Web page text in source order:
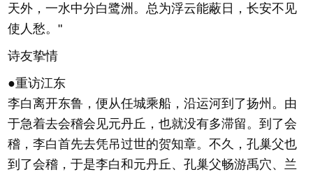
天外，一水中分白鹭洲。总为浮云能蔽日，长安不见
使人愁。"
诗友挚情
●重访江东
李白离开东鲁，便从任城乘船，沿运河到了扬州。由
于急着去会稽会见元丹丘，也就没有多滞留。到了会
稽，李白首先去凭吊过世的贺知章。不久，孔巢父也
到了会稽，于是李白和元丹丘、孔巢父畅游禹穴、兰